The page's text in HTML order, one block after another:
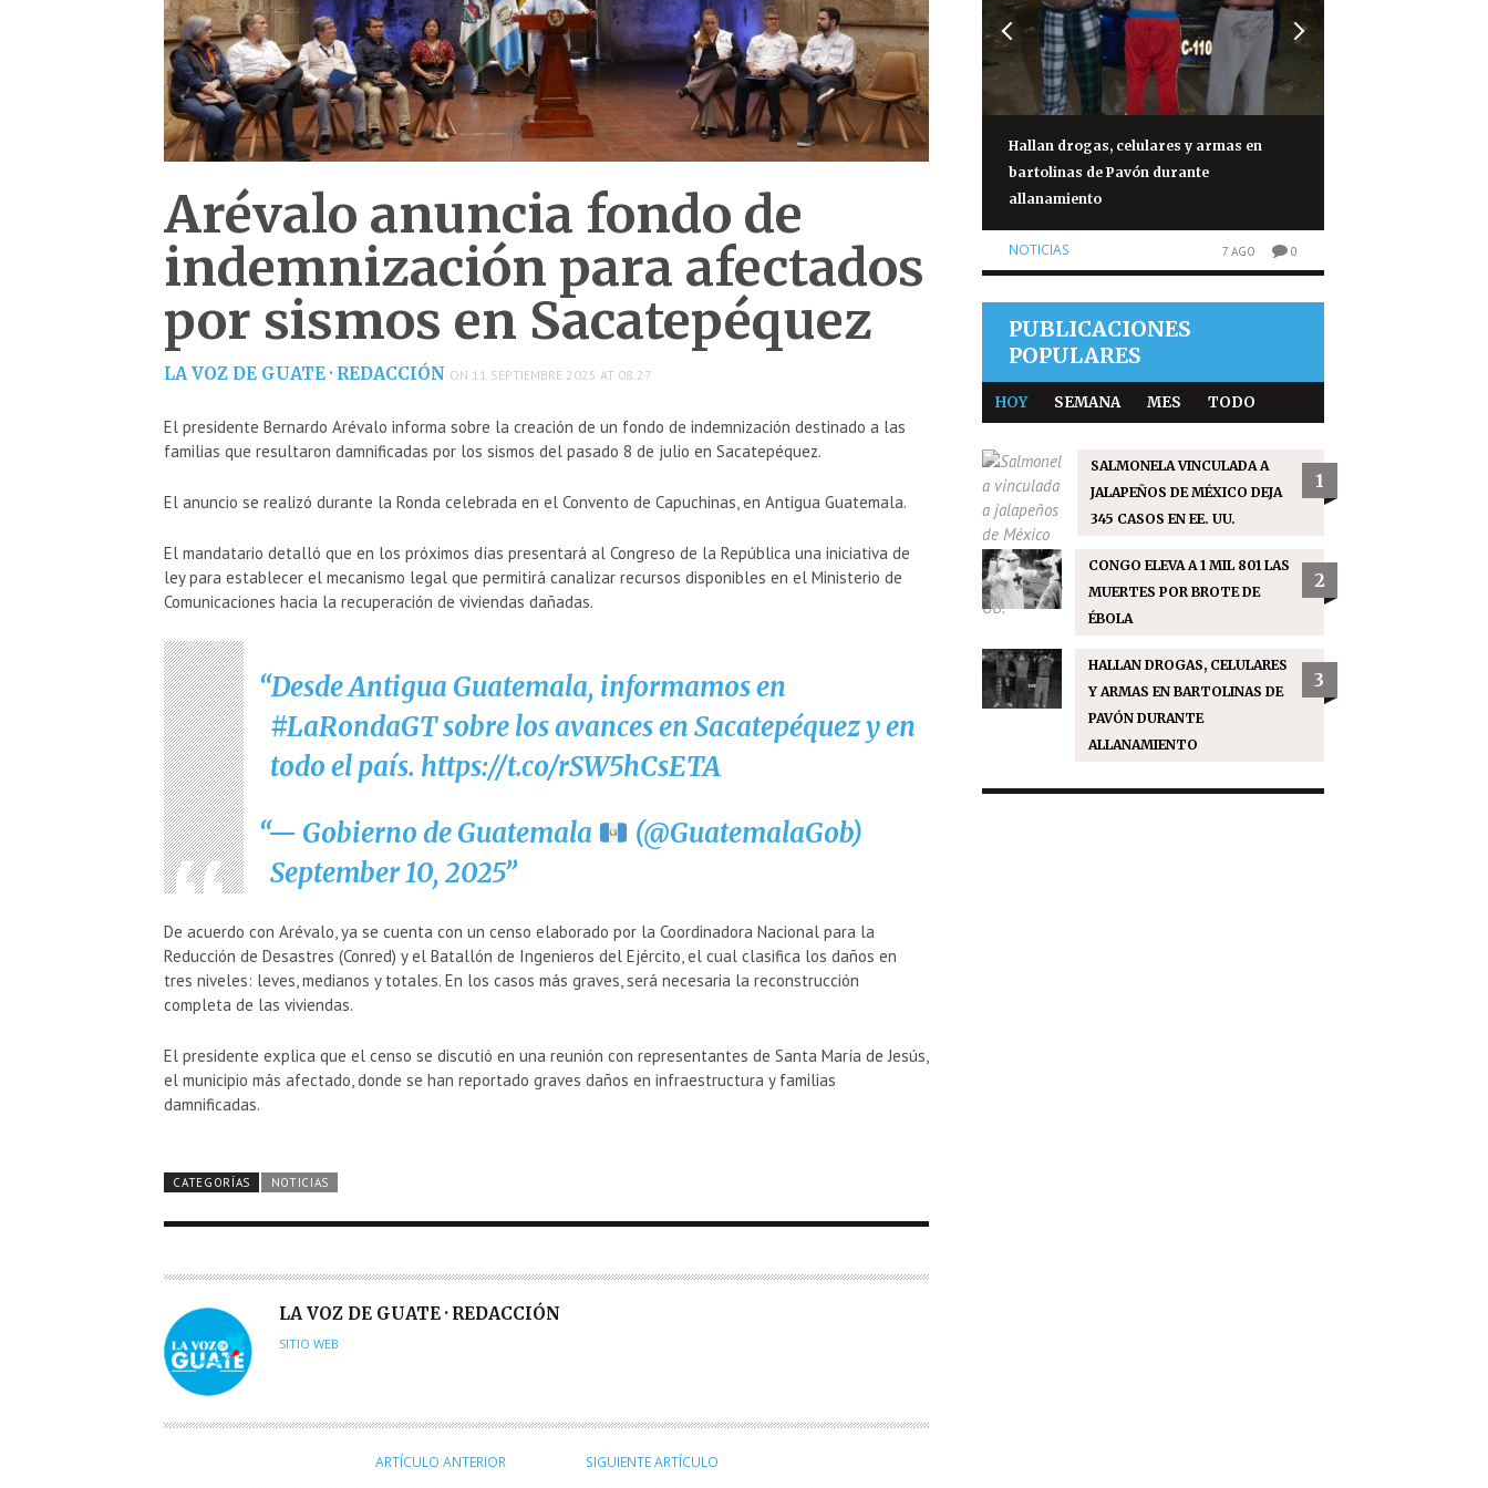
Arévalo anuncia fondo de
indemnización para afectados
por sismos en Sacatepéquez
LA VOZ DE GUATE · REDACCIÓN ON 11 SEPTIEMBRE 2025 AT 08:27
El presidente Bernardo Arévalo informa sobre la creación de un fondo de indemnización destinado a las
familias que resultaron damnificadas por los sismos del pasado 8 de julio en Sacatepéquez.
El anuncio se realizó durante la Ronda celebrada en el Convento de Capuchinas, en Antigua Guatemala.
El mandatario detalló que en los próximos días presentará al Congreso de la República una iniciativa de
ley para establecer el mecanismo legal que permitirá canalizar recursos disponibles en el Ministerio de
Comunicaciones hacia la recuperación de viviendas dañadas.
Desde Antigua Guatemala, informamos en
#LaRondaGTsobre los avances en Sacatepéquez y en
todo el país. https://t.co/rSW5hCsETA
— Gobierno de Guatemala
(@GuatemalaGob)
September 10, 2025
De acuerdo con Arévalo, ya se cuenta con un censo elaborado por la Coordinadora Nacional para la
Reducción de Desastres (Conred) y el Batallón de Ingenieros del Ejército, el cual clasifica los daños en
tres niveles: leves, medianos y totales. En los casos más graves, será necesaria la reconstrucción
completa de las viviendas.
El presidente explica que el censo se discutió en una reunión con representantes de Santa María de Jesús,
el municipio más afectado, donde se han reportado graves daños en infraestructura y familias
damnificadas.
CATEGORÍAS NOTICIAS
A
U
R
LA VOZ DE GUATE · REDACCIÓN
SITIO WEB
ARTÍCULO ANTERIOR SIGUIENTE ARTÍCULO
Hallan drogas, celulares y armas en
bartolinas de Pavón durante
allanamiento
NOTICIAS 7 AGO 0
EE. UU. alcanza máximo de arrestos de
NOTICIAS
PUBLICACIONES
POPULARES
HOY SEMANA MES TODO
SALMONELA VINCULADA A
JALAPEÑOS DE MÉXICO DEJA
345 CASOS EN EE. UU.
1
CONGO ELEVA A 1 MIL 801 LAS
MUERTES POR BROTE DE
ÉBOLA
2
HALLAN DROGAS, CELULARES
Y ARMAS EN BARTOLINAS DE
PAVÓN DURANTE
ALLANAMIENTO
3